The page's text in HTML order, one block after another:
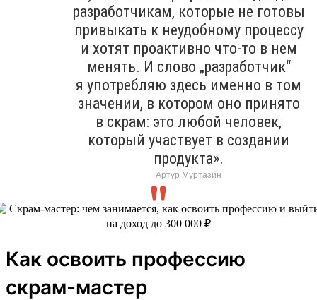
разработчикам, которые не готовы
привыкать к неудобному процессу
и хотят проактивно что-то в нем
менять. И слово „разработчик“
я употребляю здесь именно в том
значении, в котором оно принято
в скрам: это любой человек,
который участвует в создании
продукта».
Артур Муртазин
Как освоить профессию
скрам-мастер